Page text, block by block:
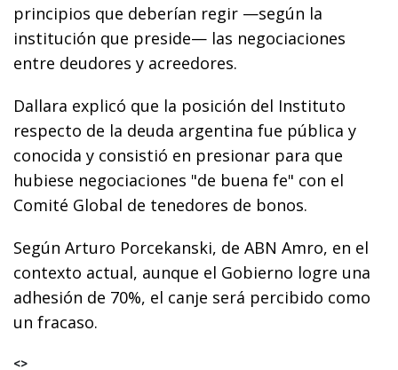
principios que deberían regir —según la
institución que preside— las negociaciones
entre deudores y acreedores.
Dallara explicó que la posición del Instituto
respecto de la deuda argentina fue pública y
conocida y consistió en presionar para que
hubiese negociaciones "de buena fe" con el
Comité Global de tenedores de bonos.
Según Arturo Porcekanski, de ABN Amro, en el
contexto actual, aunque el Gobierno logre una
adhesión de 70%, el canje será percibido como
un fracaso.
<>